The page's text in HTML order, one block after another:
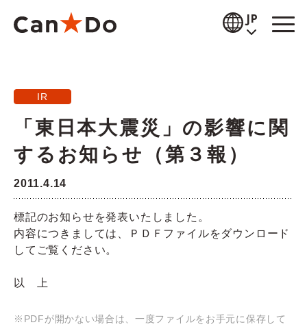
JP
お知らせ
商品情報
店舗検索
公式通販
採用情報
IR
「東日本大震災」の影響に関
するお知らせ（第３報）
2011.4.14
標記のお知らせを発表いたしました。
内容につきましては、ＰＤＦファイルをダウンロード
してご覧ください。
以 上
※PDFが開かない場合は、一度ファイルをお手元に保存して